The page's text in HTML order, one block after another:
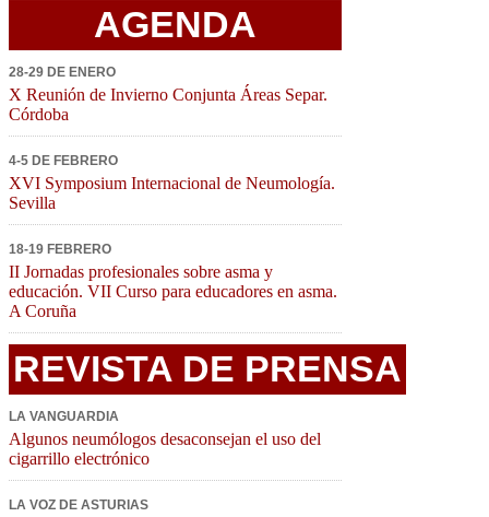
AGENDA
28-29 DE ENERO
X Reunión de Invierno Conjunta Áreas Separ.
Córdoba
4-5 DE FEBRERO
XVI Symposium Internacional de Neumología.
Sevilla
18-19 FEBRERO
II Jornadas profesionales sobre asma y
educación. VII Curso para educadores en asma.
A Coruña
REVISTA DE PRENSA
LA VANGUARDIA
Algunos neumólogos desaconsejan el uso del
cigarrillo electrónico
LA VOZ DE ASTURIAS